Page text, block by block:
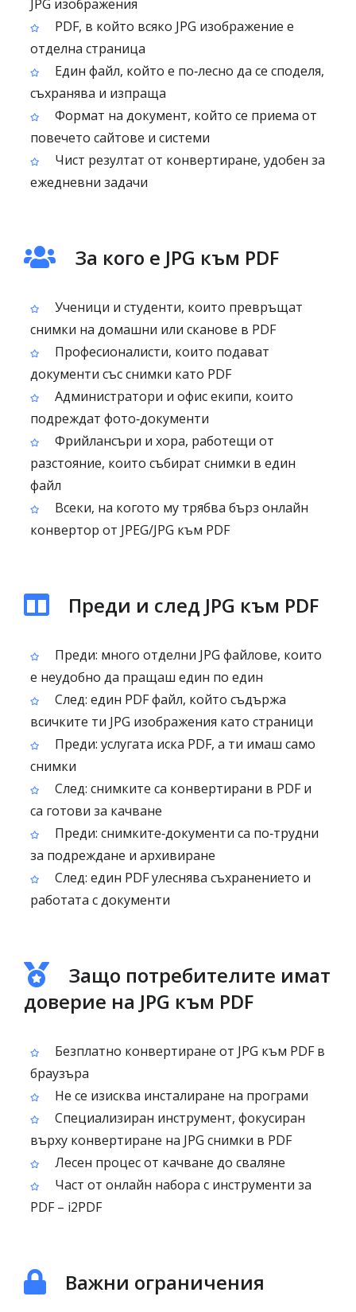
JPG изображения
PDF, в който всяко JPG изображение е
отделна страница
Един файл, който е по‑лесно да се споделя,
съхранява и изпраща
Формат на документ, който се приема от
повечето сайтове и системи
Чист резултат от конвертиране, удобен за
ежедневни задачи
За кого е JPG към PDF
Ученици и студенти, които превръщат
снимки на домашни или сканове в PDF
Професионалисти, които подават
документи със снимки като PDF
Администратори и офис екипи, които
подреждат фото‑документи
Фрийлансъри и хора, работещи от
разстояние, които събират снимки в един
файл
Всеки, на когото му трябва бърз онлайн
конвертор от JPEG/JPG към PDF
Преди и след JPG към PDF
Преди: много отделни JPG файлове, които
е неудобно да пращаш един по един
След: един PDF файл, който съдържа
всичките ти JPG изображения като страници
Преди: услугата иска PDF, а ти имаш само
снимки
След: снимките са конвертирани в PDF и
са готови за качване
Преди: снимките‑документи са по‑трудни
за подреждане и архивиране
След: един PDF улеснява съхранението и
работата с документи
Защо потребителите имат
доверие на JPG към PDF
Безплатно конвертиране от JPG към PDF в
браузъра
Не се изисква инсталиране на програми
Специализиран инструмент, фокусиран
върху конвертиране на JPG снимки в PDF
Лесен процес от качване до сваляне
Част от онлайн набора с инструменти за
PDF – i2PDF
Важни ограничения